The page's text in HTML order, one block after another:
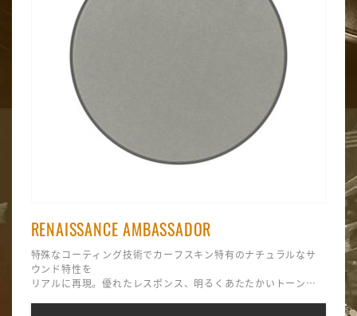
RENAISSANCE AMBASSADOR
特殊なコーティング技術でカーフスキン特有のナチュラルなサ
ウンド特性を
リアルに再現。優れたレスポンス、明るくあたたかいトーンが